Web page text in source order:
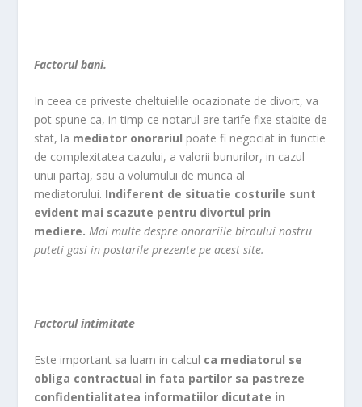
Factorul bani.
In ceea ce priveste cheltuielile ocazionate de divort, va
pot spune ca, in timp ce notarul are tarife fixe stabite de
stat, la mediator onorariul poate fi negociat in functie
de complexitatea cazului, a valorii bunurilor, in cazul
unui partaj, sau a volumului de munca al
mediatorului. Indiferent de situatie costurile sunt
evident mai scazute pentru divortul prin
mediere.Mai multe despre onorariile biroului nostru
puteti gasi in postarile prezente pe acest site.
Factorul intimitate
Este important sa luam in calcul ca mediatorul se
obliga contractual in fata partilor sa pastreze
confidentialitatea informatiilor dicutate in